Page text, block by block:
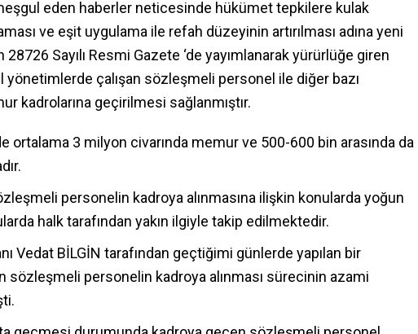
eden haberler neticesinde hükümet tepkilere kulak
ve eşit uygulama ile refah düzeyinin artırılması adına yeni
28726 Sayılı Resmi Gazete ‘de yayımlanarak yürürlüğe giren
yönetimlerde çalışan sözleşmeli personel ile diğer bazı
kadrolarına geçirilmesi sağlanmıştır.
3 milyon civarında memur ve 500-600 bin arasında da
personelin kadroya alınmasına ilişkin konularda yoğun
halk tarafından yakın ilgiyle takip edilmektedir.
Vedat BİLGİN tarafından geçtiğimi günlerde yapılan bir
sözleşmeli personelin kadroya alınması sürecinin azami